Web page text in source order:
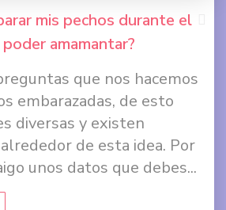
mis pechos durante el
amamantar?
en
en
que nos hacemos
embarazadas, de esto
diversas y existen
de esta idea. Por
unos datos que debes...